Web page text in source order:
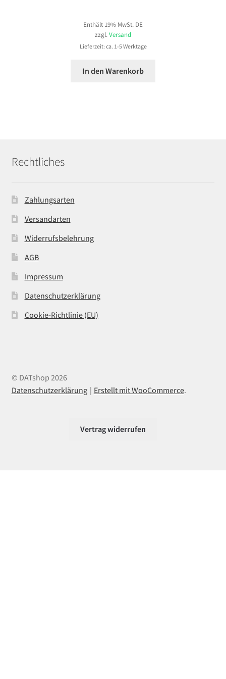
Enthält 19% MwSt. DE
zzgl. Versand
Lieferzeit: ca. 1-5 Werktage
In den Warenkorb
Rechtliches
Zahlungsarten
Versandarten
Widerrufsbelehrung
AGB
Impressum
Datenschutzerklärung
Cookie-Richtlinie (EU)
© DATshop 2026
Datenschutzerklärung
Erstellt mit WooCommerce.
Vertrag widerrufen